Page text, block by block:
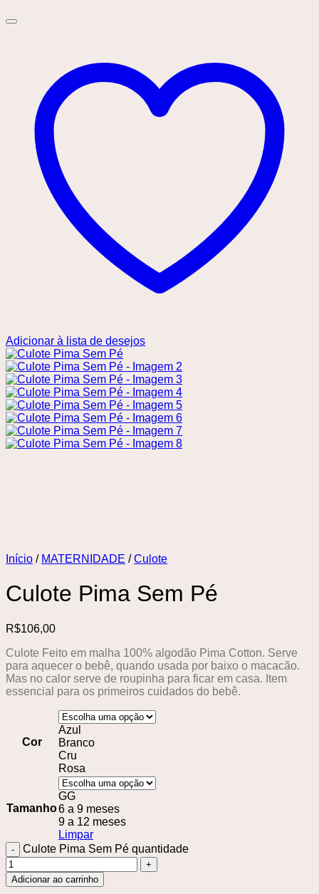
Adicionar à lista de desejos
Início / MATERNIDADE / Culote
Culote Pima Sem Pé
R$106,00
Culote Feito em malha 100% algodão Pima Cotton. Serve
para aquecer o bebê, quando usada por baixo o macacão.
Mas no calor serve de roupinha para ficar em casa. Item
essencial para os primeiros cuidados do bebê.
Cor
Azul
Branco
Cru
Rosa
Tamanho
GG
6 a 9 meses
9 a 12 meses
Limpar
Culote Pima Sem Pé quantidade
Adicionar ao carrinho